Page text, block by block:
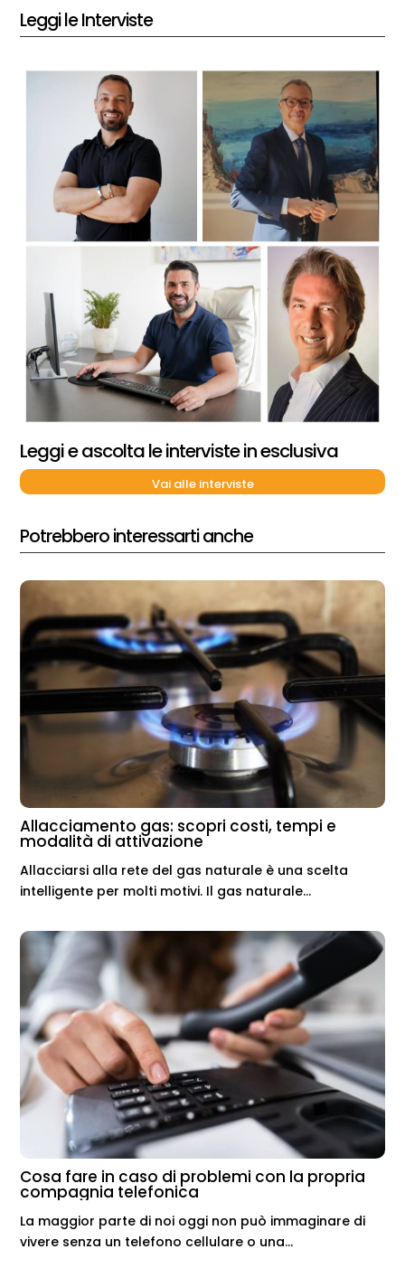
Leggi le Interviste
Leggi e ascolta le interviste in esclusiva
Vai alle interviste
Potrebbero interessarti anche
Allacciamento gas: scopri costi, tempi e
modalità di attivazione
Allacciarsi alla rete del gas naturale è una scelta
intelligente per molti motivi. Il gas naturale...
Cosa fare in caso di problemi con la propria
compagnia telefonica
La maggior parte di noi oggi non può immaginare di
vivere senza un telefono cellulare o una...